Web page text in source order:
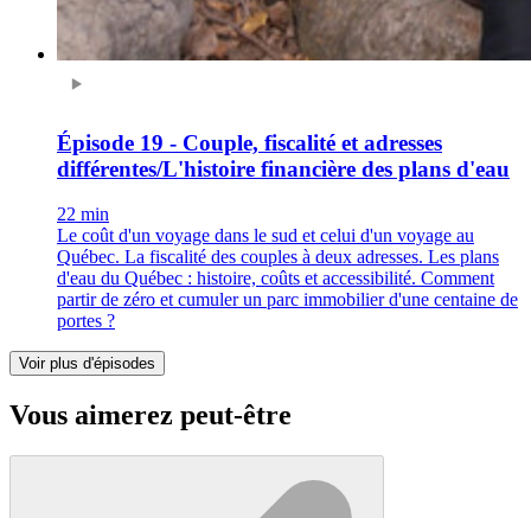
Épisode 19 - Couple, fiscalité et adresses
différentes/L'histoire financière des plans d'eau
22 min
Le coût d'un voyage dans le sud et celui d'un voyage au
Québec. La fiscalité des couples à deux adresses. Les plans
d'eau du Québec : histoire, coûts et accessibilité. Comment
partir de zéro et cumuler un parc immobilier d'une centaine de
portes ?
Voir plus d'épisodes
Vous aimerez peut-être